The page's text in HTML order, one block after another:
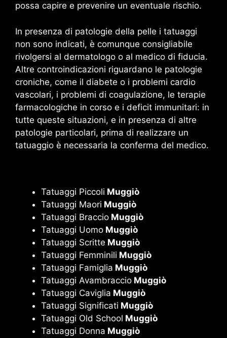
possa capire e prevenire un eventuale rischio.
In presenza di patologie della pelle i tatuaggi
non sono indicati, è comunque consigliabile
rivolgersi al dermatologo o al medico di fiducia.
Altre controindicazioni riguardano le patologie
croniche, come il diabete o i problemi cardio
vascolari, i problemi di coagulazione, le terapie
farmacologiche in corso e i deficit immunitari: in
tutte queste situazioni, e in presenza di altre
patologie particolari, prima di realizzare un
tatuaggio è necessaria la conferma del medico.
Tatuaggi Piccoli Muggiò
Tatuaggi Maori Muggiò
Tatuaggi Braccio Muggiò
Tatuaggi Uomo Muggiò
Tatuaggi Scritte Muggiò
Tatuaggi Femminili Muggiò
Tatuaggi Famiglia Muggiò
Tatuaggi Avambraccio Muggiò
Tatuaggi Caviglia Muggiò
Tatuaggi Significati Muggiò
Tatuaggi Old School Muggiò
Tatuaggi Donna Muggiò